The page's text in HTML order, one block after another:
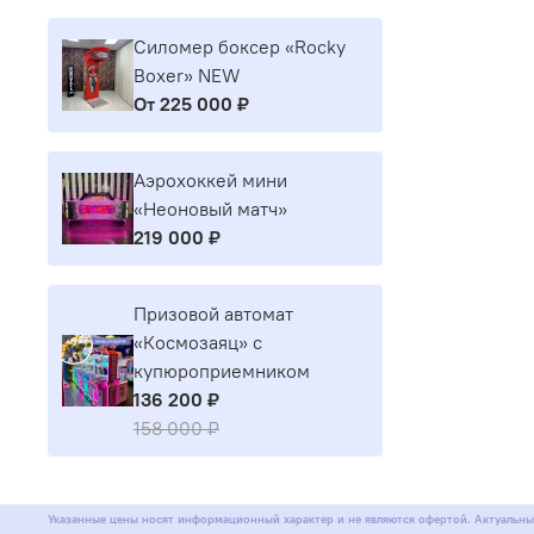
Силомер боксер «Rocky
Boxer» NEW
От 225 000 ₽
Аэрохоккей мини
«Неоновый матч»
219 000 ₽
Призовой автомат
«Космозаяц» с
купюроприемником
136 200 ₽
158 000 ₽
Указанные цены носят информационный характер и не являются офертой.